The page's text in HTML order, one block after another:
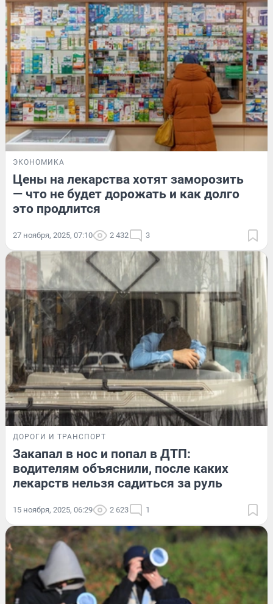
ЭКОНОМИКА
Цены на лекарства хотят заморозить
— что не будет дорожать и как долго
это продлится
27 ноября, 2025, 07:10 2 432 3
ДОРОГИ И ТРАНСПОРТ
Закапал в нос и попал в ДТП:
водителям объяснили, после каких
лекарств нельзя садиться за руль
15 ноября, 2025, 06:29 2 623 1